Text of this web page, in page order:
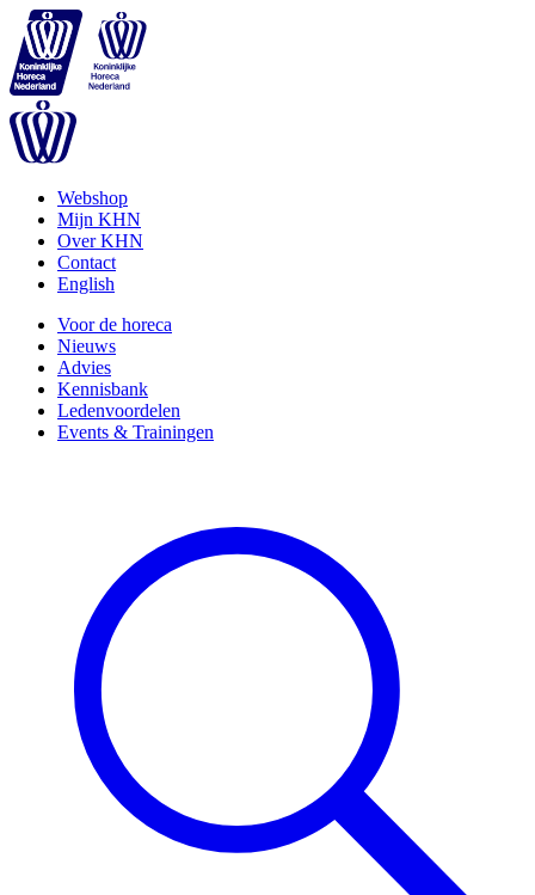
Webshop
Mijn KHN
Over KHN
Contact
English
Voor de horeca
Nieuws
Advies
Kennisbank
Ledenvoordelen
Events & Trainingen